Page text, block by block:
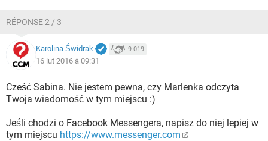
RÉPONSE 2 / 3
Karolina Świdrak 9 019
16 lut 2016 à 09:31
Cześć Sabina. Nie jestem pewna, czy Marlenka odczyta
Twoja wiadomość w tym miejscu :)
Jeśli chodzi o Facebook Messengera, napisz do niej lepiej w
tym miejscu https://www.messenger.com